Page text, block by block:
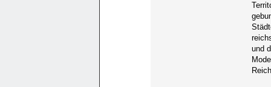
und